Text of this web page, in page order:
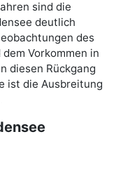
sind die
deutlich
des
Vorkommen in
diesen Rückgang
ist die Ausbreitung